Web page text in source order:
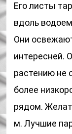
Его листы
вдоль
Они
интересней.
растению не
более
рядом.
м. Лучшие